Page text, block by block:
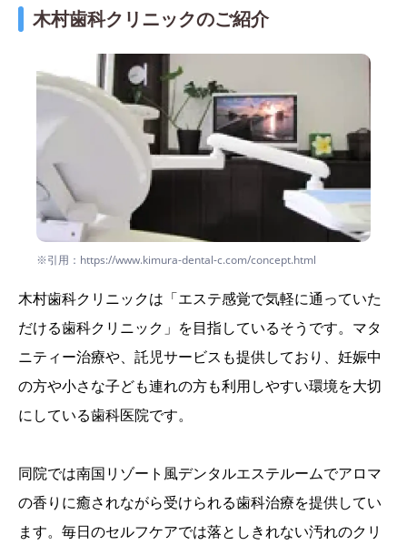
木村歯科クリニックのご紹介
※引用：https://www.kimura-dental-c.com/concept.html
木村歯科クリニックは「エステ感覚で気軽に通っていた
だける歯科クリニック」を目指しているそうです。マタ
ニティー治療や、託児サービスも提供しており、妊娠中
の方や小さな子ども連れの方も利用しやすい環境を大切
にしている歯科医院です。
同院では南国リゾート風デンタルエステルームでアロマ
の香りに癒されながら受けられる歯科治療を提供してい
ます。毎日のセルフケアでは落としきれない汚れのクリ